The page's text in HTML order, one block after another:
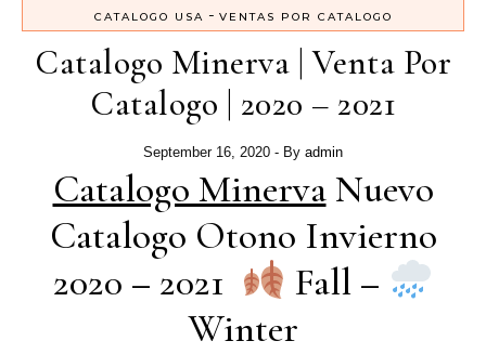
CATALOGO USA - VENTAS POR CATALOGO
Catalogo Minerva | Venta Por
Catalogo | 2020 – 2021
September 16, 2020 - By admin
Catalogo MinervaNuevo
Catalogo Otono Invierno
2020 – 2021
Fall –
Winter